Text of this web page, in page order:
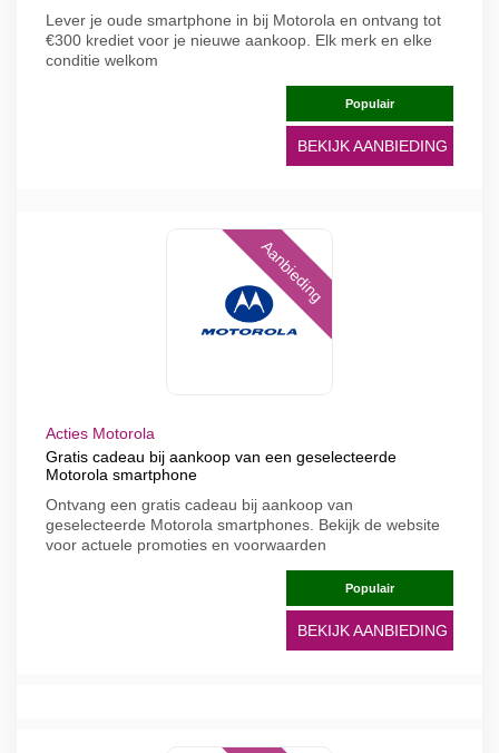
Lever je oude smartphone in bij Motorola en ontvang tot
€300 krediet voor je nieuwe aankoop. Elk merk en elke
conditie welkom
Populair
BEKIJK AANBIEDING
Aanbieding
Acties Motorola
Gratis cadeau bij aankoop van een geselecteerde
Motorola smartphone
Ontvang een gratis cadeau bij aankoop van
geselecteerde Motorola smartphones. Bekijk de website
voor actuele promoties en voorwaarden
Populair
BEKIJK AANBIEDING